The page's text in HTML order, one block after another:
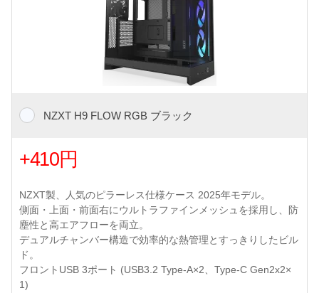
NZXT H9 FLOW RGB ブラック
+410円
NZXT製、人気のピラーレス仕様ケース 2025年モデル。
側面・上面・前面右にウルトラファインメッシュを採用し、防
塵性と高エアフローを両立。
デュアルチャンバー構造で効率的な熱管理とすっきりしたビル
ド。
フロントUSB 3ポート (USB3.2 Type-A×2、Type-C Gen2x2×
1)